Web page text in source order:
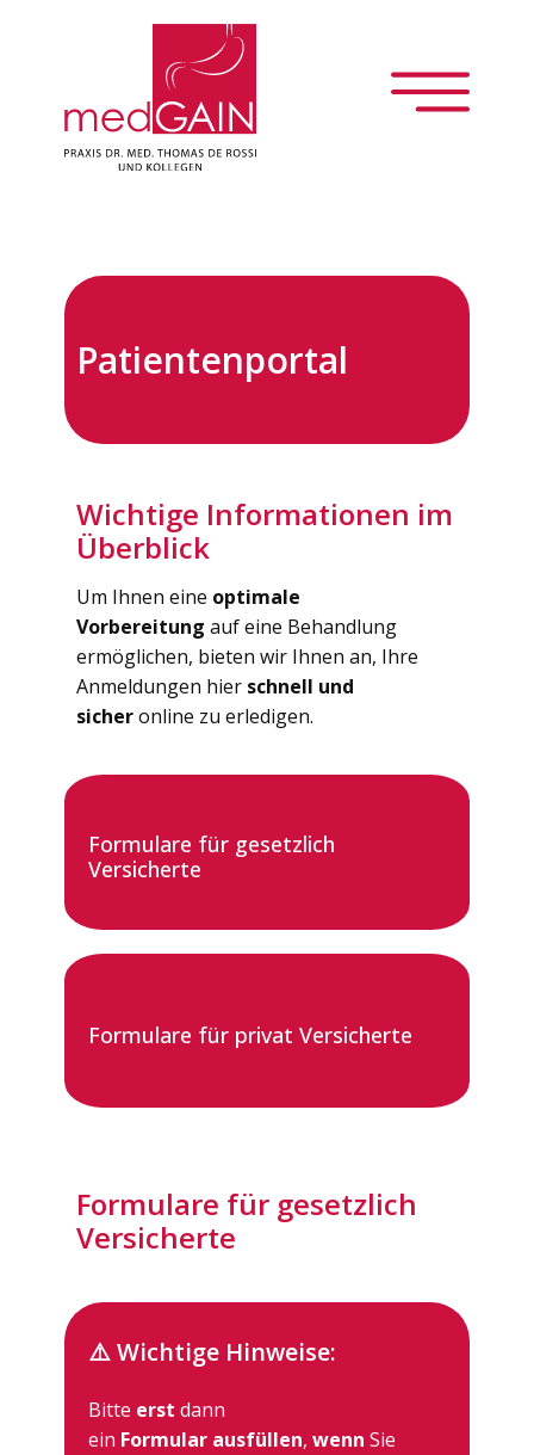
Gastroenterologie
Innere Medizin
Patientenportal
Patientenportal
Wichtige Informationen im
Überblick
Um Ihnen eine optimale
Vorbereitung auf eine Behandlung
ermöglichen, bieten wir Ihnen an, Ihre
Anmeldungen hier schnell und
sicheronline zu erledigen.
Formulare für gesetzlich
Versicherte
Formulare für privat Versicherte
Formulare für gesetzlich
Versicherte
⚠️ Wichtige Hinweise:
Bitte erst dann
ein Formular ausfüllen, wenn Sie